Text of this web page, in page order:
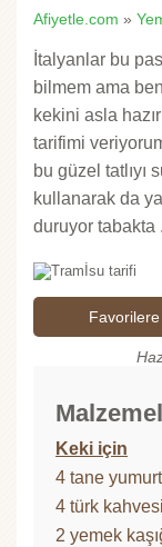
Afiyetle.com »
İtalyanlar bu
bilmem ama
kekini asla
tarifimi
bu güzel tatlıyı
kullanarak da
duruyor tabakta .
Keki için
4 tane
4 türk
2 yemek